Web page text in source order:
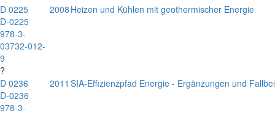
D 0225
D-0225
978-3-
03732-012-
9
?
2008 Heizen und Kühlen mit geothermischer Energie
D 0236
D-0236
978-3-
2011 SIA-Effizienzpfad Energie - Ergänzungen und